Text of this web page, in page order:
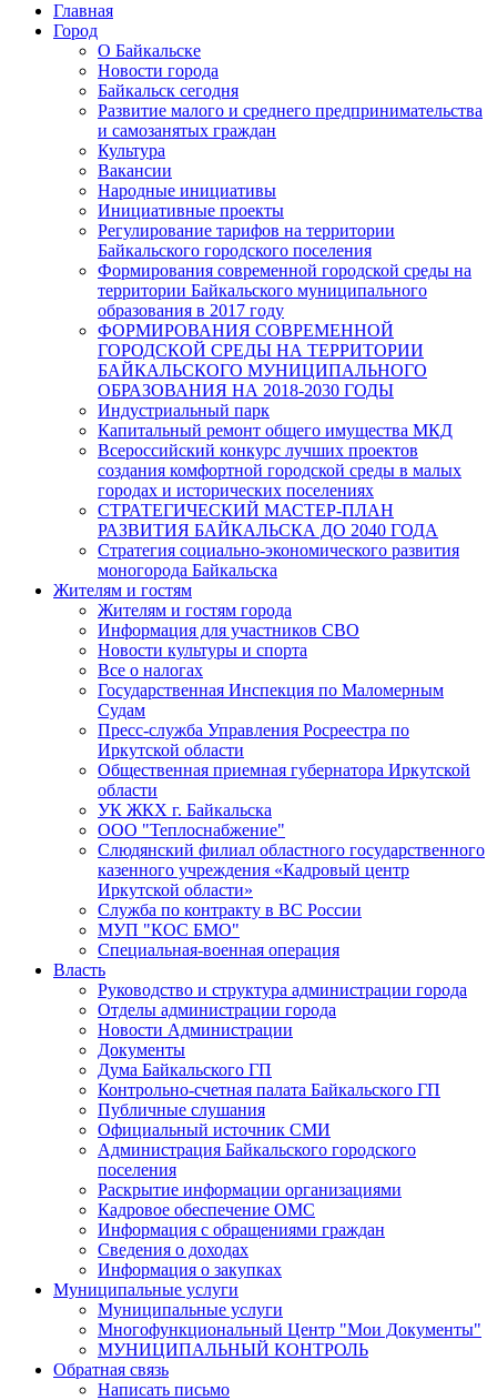
Главная
Город
О Байкальске
Новости города
Байкальск сегодня
Развитие малого и среднего предпринимательства
и самозанятых граждан
Культура
Вакансии
Народные инициативы
Инициативные проекты
Регулирование тарифов на территории
Байкальского городского поселения
Формирования современной городской среды на
территории Байкальского муниципального
образования в 2017 году
ФОРМИРОВАНИЯ СОВРЕМЕННОЙ
ГОРОДСКОЙ СРЕДЫ НА ТЕРРИТОРИИ
БАЙКАЛЬСКОГО МУНИЦИПАЛЬНОГО
ОБРАЗОВАНИЯ НА 2018-2030 ГОДЫ
Индустриальный парк
Капитальный ремонт общего имущества МКД
Всероссийский конкурс лучших проектов
создания комфортной городской среды в малых
городах и исторических поселениях
СТРАТЕГИЧЕСКИЙ МАСТЕР-ПЛАН
РАЗВИТИЯ БАЙКАЛЬСКА ДО 2040 ГОДА
Стратегия социально-экономического развития
моногорода Байкальска
Жителям и гостям
Жителям и гостям города
Информация для участников СВО
Новости культуры и спорта
Все о налогах
Государственная Инспекция по Маломерным
Судам
Пресс-служба Управления Росреестра по
Иркутской области
Общественная приемная губернатора Иркутской
области
УК ЖКХ г. Байкальска
ООО "Теплоснабжение"
Слюдянский филиал областного государственного
казенного учреждения «Кадровый центр
Иркутской области»
Служба по контракту в ВС России
МУП "КОС БМО"
Специальная-военная операция
Власть
Руководство и структура администрации города
Отделы администрации города
Новости Администрации
Документы
Дума Байкальского ГП
Контрольно-счетная палата Байкальского ГП
Публичные слушания
Официальный источник СМИ
Администрация Байкальского городского
поселения
Раскрытие информации организациями
Кадровое обеспечение ОМС
Информация с обращениями граждан
Сведения о доходах
Информация о закупках
Муниципальные услуги
Муниципальные услуги
Многофункциональный Центр "Мои Документы"
МУНИЦИПАЛЬНЫЙ КОНТРОЛЬ
Обратная связь
Написать письмо